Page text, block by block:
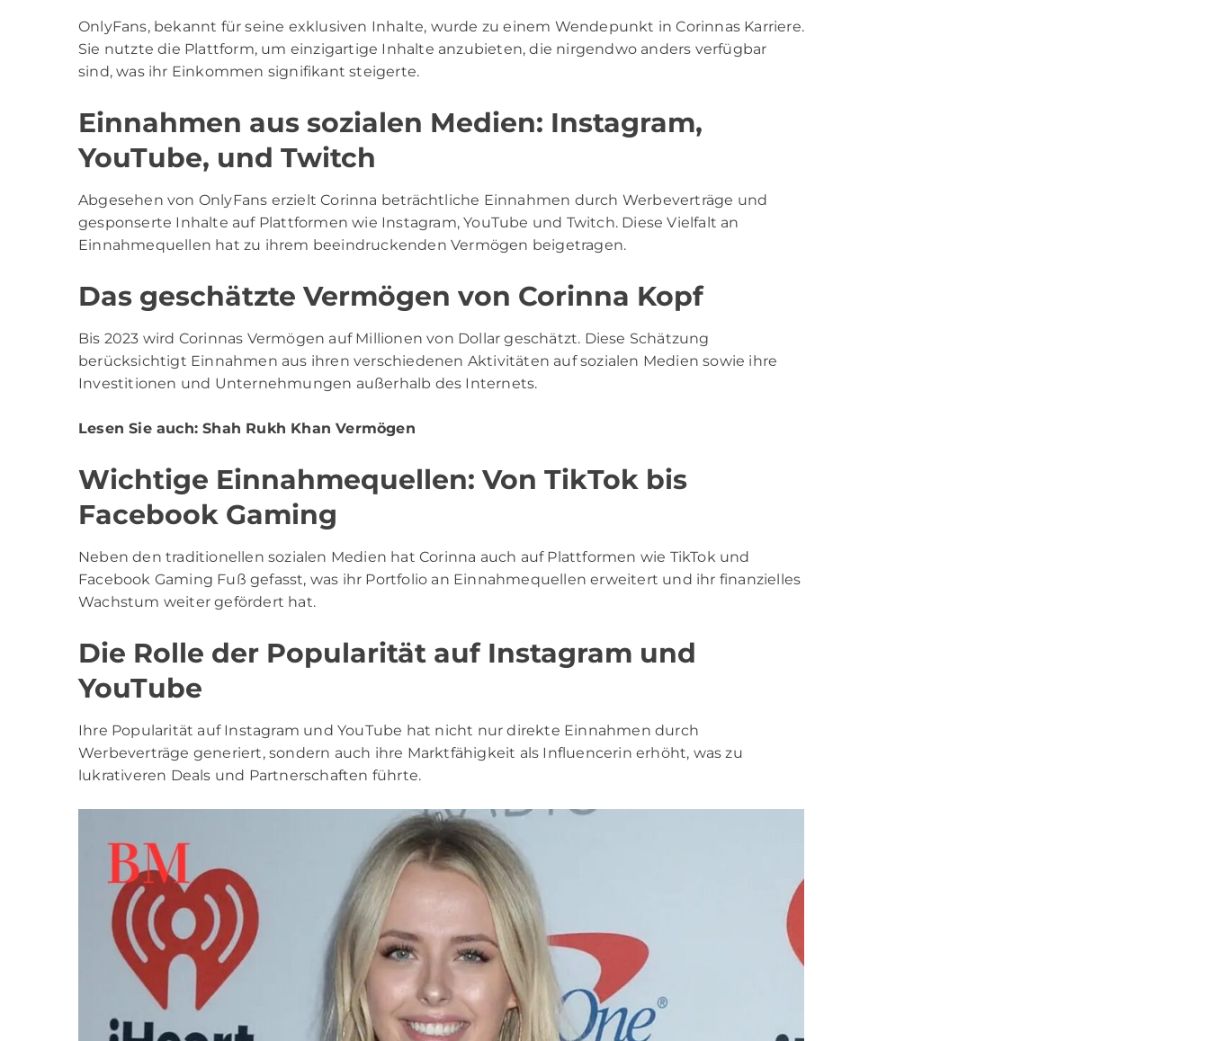
OnlyFans, bekannt für seine exklusiven Inhalte, wurde zu einem Wendepunkt in Corinnas Karriere.
Sie nutzte die Plattform, um einzigartige Inhalte anzubieten, die nirgendwo anders verfügbar
sind, was ihr Einkommen signifikant steigerte.
Einnahmen aus sozialen Medien: Instagram,
YouTube, und Twitch
Abgesehen von OnlyFans erzielt Corinna beträchtliche Einnahmen durch Werbeverträge und
gesponserte Inhalte auf Plattformen wie Instagram, YouTube und Twitch. Diese Vielfalt an
Einnahmequellen hat zu ihrem beeindruckenden Vermögen beigetragen.
Das geschätzte Vermögen von Corinna Kopf
Bis 2023 wird Corinnas Vermögen auf Millionen von Dollar geschätzt. Diese Schätzung
berücksichtigt Einnahmen aus ihren verschiedenen Aktivitäten auf sozialen Medien sowie ihre
Investitionen und Unternehmungen außerhalb des Internets.
Lesen Sie auch:Shah Rukh Khan Vermögen
Wichtige Einnahmequellen: Von TikTok bis
Facebook Gaming
Neben den traditionellen sozialen Medien hat Corinna auch auf Plattformen wie TikTok und
Facebook Gaming Fuß gefasst, was ihr Portfolio an Einnahmequellen erweitert und ihr finanzielles
Wachstum weiter gefördert hat.
Die Rolle der Popularität auf Instagram und
YouTube
Ihre Popularität auf Instagram und YouTube hat nicht nur direkte Einnahmen durch
Werbeverträge generiert, sondern auch ihre Marktfähigkeit als Influencerin erhöht, was zu
lukrativeren Deals und Partnerschaften führte.